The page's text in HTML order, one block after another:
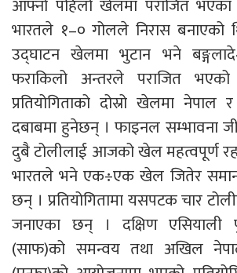
आफ्नो पहिलो खेलमा पराजित
भारतले १–० गोलले निरास बनाएको
उद्घाटन खेलमा भुटान भने
फराकिलो अन्तरले पराजित
प्रतियोगिताको दोस्रो खेलमा
दबाबमा हुनेछन् । फाइनल सम्भावना
दुबै टोलीलाई आजको खेल महत्वपूर्ण
भारतले भने एक÷एक खेल जितेर समान
छन् । प्रतियोगितामा यसपटक चार
जनाएका छन् । दक्षिण
(साफ)को समन्वय तथा अखिल